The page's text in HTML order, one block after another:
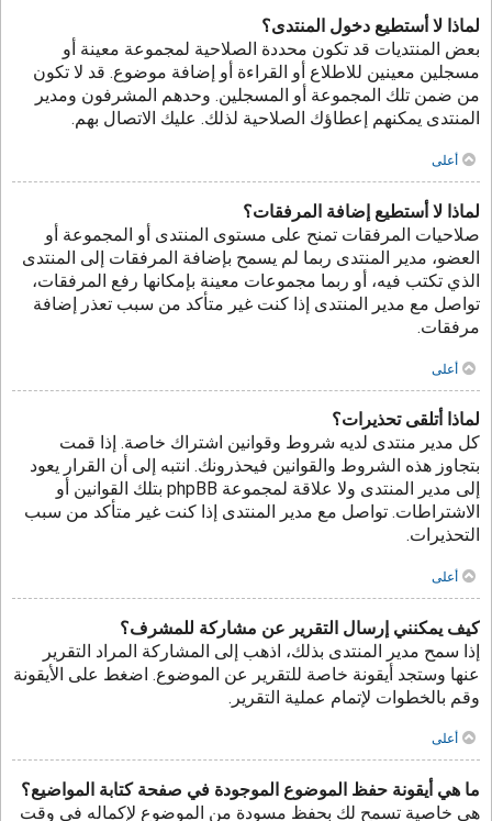
لماذا لا أستطيع دخول المنتدى؟
بعض المنتديات قد تكون محددة الصلاحية لمجموعة معينة أو
مسجلين معينين للاطلاع أو القراءة أو إضافة موضوع. قد لا تكون
من ضمن تلك المجموعة أو المسجلين. وحدهم المشرفون ومدير
المنتدى يمكنهم إعطاؤك الصلاحية لذلك. عليك الاتصال بهم.
أعلى
لماذا لا أستطيع إضافة المرفقات؟
صلاحيات المرفقات تمنح على مستوى المنتدى أو المجموعة أو
العضو، مدير المنتدى ربما لم يسمح بإضافة المرفقات إلى المنتدى
الذي تكتب فيه، أو ربما مجموعات معينة بإمكانها رفع المرفقات،
تواصل مع مدير المنتدى إذا كنت غير متأكد من سبب تعذر إضافة
مرفقات.
أعلى
لماذا أتلقى تحذيرات؟
كل مدير منتدى لديه شروط وقوانين اشتراك خاصة. إذا قمت
بتجاوز هذه الشروط والقوانين فيحذرونك. انتبه إلى أن القرار يعود
إلى مدير المنتدى ولا علاقة لمجموعة phpBB بتلك القوانين أو
الاشتراطات. تواصل مع مدير المنتدى إذا كنت غير متأكد من سبب
التحذيرات.
أعلى
كيف يمكنني إرسال التقرير عن مشاركة للمشرف؟
إذا سمح مدير المنتدى بذلك، اذهب إلى المشاركة المراد التقرير
عنها وستجد أيقونة خاصة للتقرير عن الموضوع. اضغط على الأيقونة
وقم بالخطوات لإتمام عملية التقرير.
أعلى
ما هي أيقونة حفظ الموضوع الموجودة في صفحة كتابة المواضيع؟
هي خاصية تسمح لك بحفظ مسودة من الموضوع لإكماله في وقت